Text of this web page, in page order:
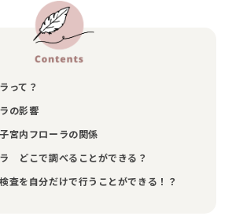
って？
の影響
宮内フローラの関係
どこで調べることができる？
査を自分だけで行うことができる！？